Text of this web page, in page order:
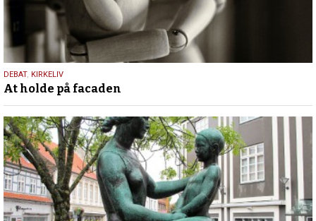
1.
oktober
2020
DEBAT, KIRKELIV
At holde på facaden